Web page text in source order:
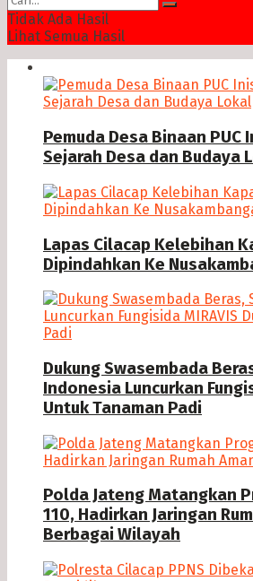
Tidak Ada Hasil
Lihat Semua Hasil
Pemuda Desa Binaan PUC
Sejarah Desa dan Budaya
Lapas Cilacap Kelebihan
Dipindahkan Ke
Dukung Swasembada
Indonesia Luncurkan
Untuk Tanaman Padi
Polda Jateng Matangkan
110, Hadirkan Jaringan
Berbagai Wilayah